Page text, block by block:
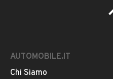
AUTOMOBILE.IT
Chi Siamo